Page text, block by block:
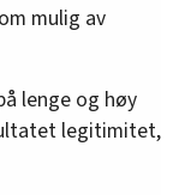
mulig av
lenge og høy
legitimitet,